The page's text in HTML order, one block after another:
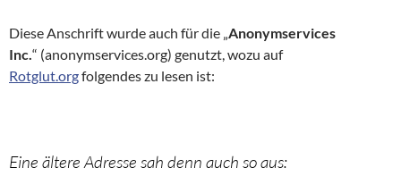
Diese Anschrift wurde auch für die „Anonymservices
Inc.“ (anonymservices.org) genutzt, wozu auf
Rotglut.orgfolgendes zu lesen ist:
Eine ältere Adresse sah denn auch so aus: